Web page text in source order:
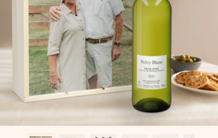
+49 39292 929695
Montag - Freitag : 8:30 - 17:00 Uhr
Samstag - Sonntag : 8:30 - 13:00 Uhr